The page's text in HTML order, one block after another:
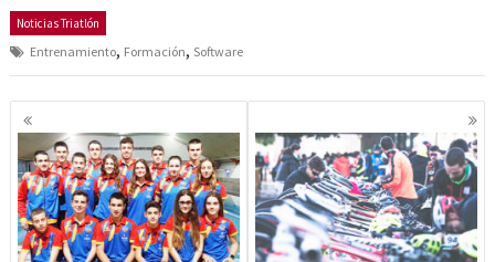
Noticias Triatlón
Entrenamiento, Formación, Software
Navegación
de
entradas